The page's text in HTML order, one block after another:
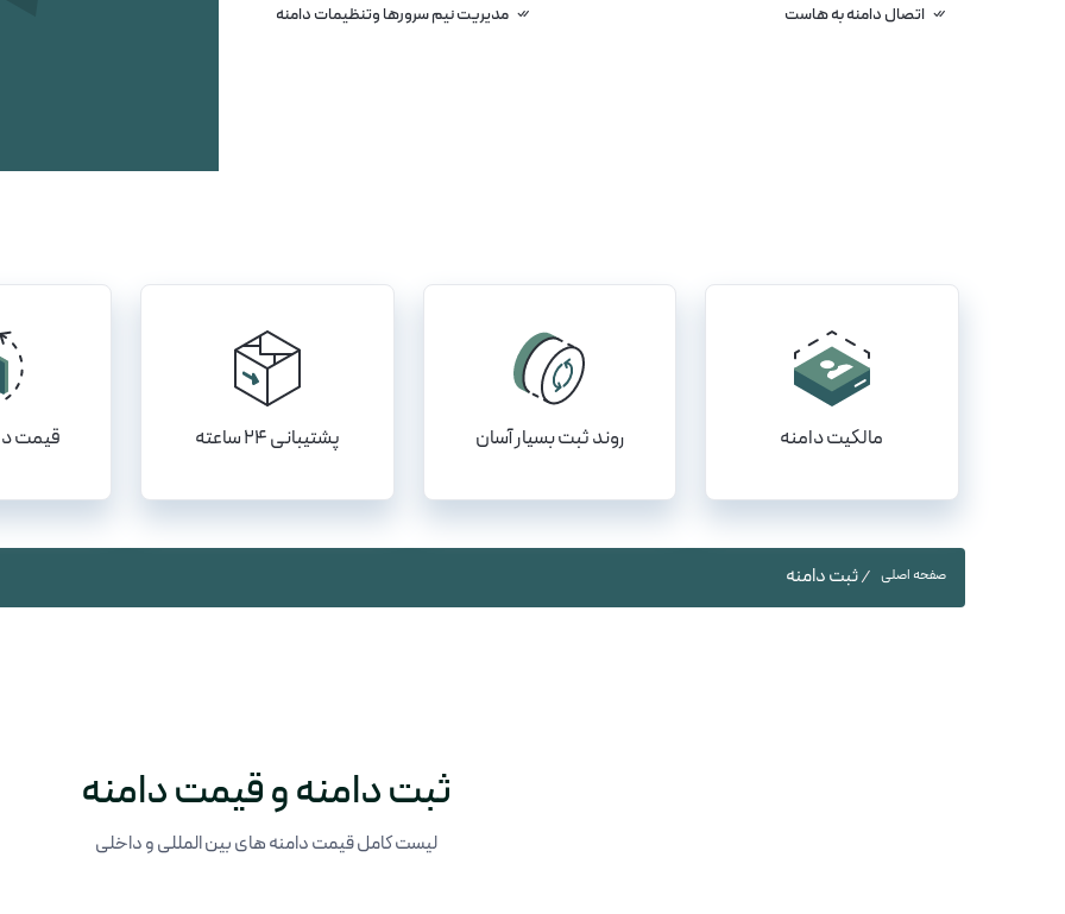
اتصال دامنه به هاست
مدیریت نیم سرورها وتنظیمات دامنه
مالکیت دامنه روند ثبت بسیار آسان پشتیبانی ۲۴ ساعته قیمت
صفحه اصلی ثبت دامنه
ثبت دامنه و قیمت دامنه
لیست کامل قیمت دامنه های بین المللی و داخلی